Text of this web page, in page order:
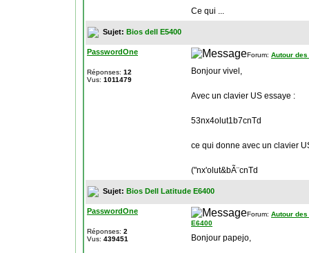
Ce qui ...
Sujet: Bios dell E5400
PasswordOne
Réponses: 12
Vus: 1011479
Forum: Autour
Bonjour vivel,
Avec un clavier US essaye :
53nx4olut1b7cnTd
ce qui donne avec un clavier
("nx'olut&bÃ¨cnTd
Sujet: Bios Dell Latitude E6400
PasswordOne
Réponses: 2
Vus: 439451
Forum: Autour
E6400
Bonjour papejo,